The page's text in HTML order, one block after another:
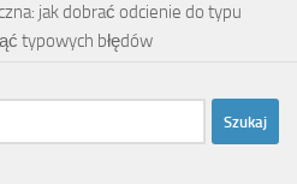
jak dobrać odcienie do typu
typowych błędów